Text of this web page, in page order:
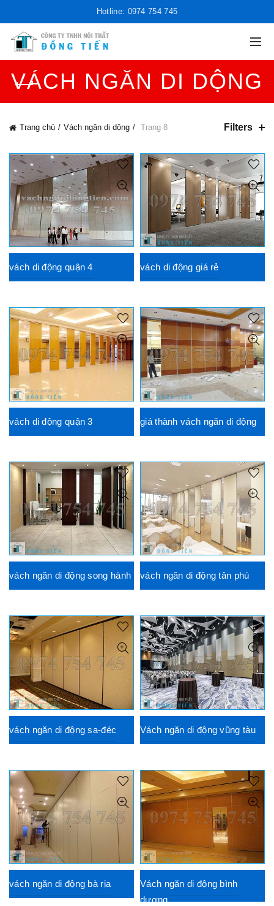
Hotline: 0974 754 745
VÁCH NGĂN DI DỘNG
Trang chủ Vách ngăn di dộng Trang 8 Filters
vách di động quận 4 vách di động giá rẻ
vách di động quận 3 giá thành vách ngăn di động
vách ngăn di động song hành vách ngăn di động tân phú
vách ngăn di động sa-đéc Vách ngăn di động vũng tàu
vách ngăn di động bà rịa
Vách ngăn di động bình
dương